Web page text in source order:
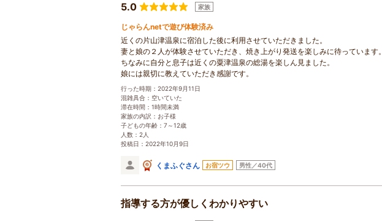
5.0
家族
じゃらんnetで遊び体験済み
近くの片山津温泉に宿泊した後に利用させていただきました。
妻と娘の２人が体験させていただき、焼き上がり発送を楽しみに待っています。
ちなみに自分と息子は近くの粟津温泉の総湯を楽しん見ました。
娘には親切に教えていただき感謝です。
行った時期：2022年9月11日
混雑具合：空いていた
滞在時間：1時間未満
家族の内訳：お子様
子どもの年齢：7～12歳
人数：2人
投稿日：2022年10月9日
くまふぐさん お宿ツウ 男性／40代
指導する方が優しくわかりやすい